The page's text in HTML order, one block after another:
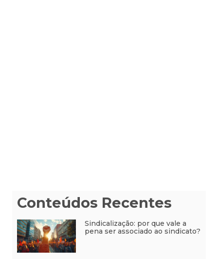
Conteúdos Recentes
Sindicalização: por que vale a
pena ser associado ao sindicato?